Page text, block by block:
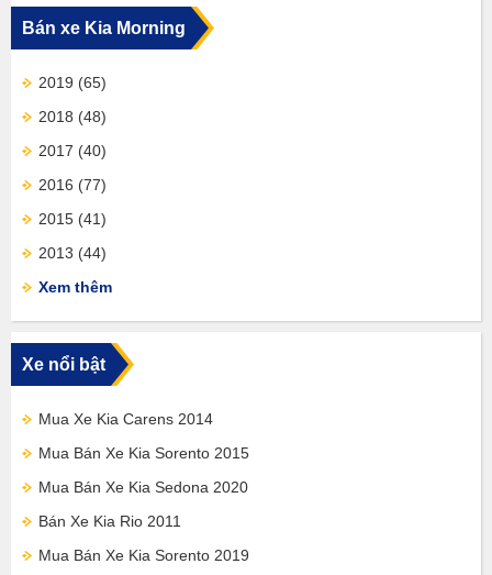
Bán xe Kia Morning
2019 (65)
2018 (48)
2017 (40)
2016 (77)
2015 (41)
2013 (44)
Xem thêm
Xe nổi bật
Mua Xe Kia Carens 2014
Mua Bán Xe Kia Sorento 2015
Mua Bán Xe Kia Sedona 2020
Bán Xe Kia Rio 2011
Mua Bán Xe Kia Sorento 2019